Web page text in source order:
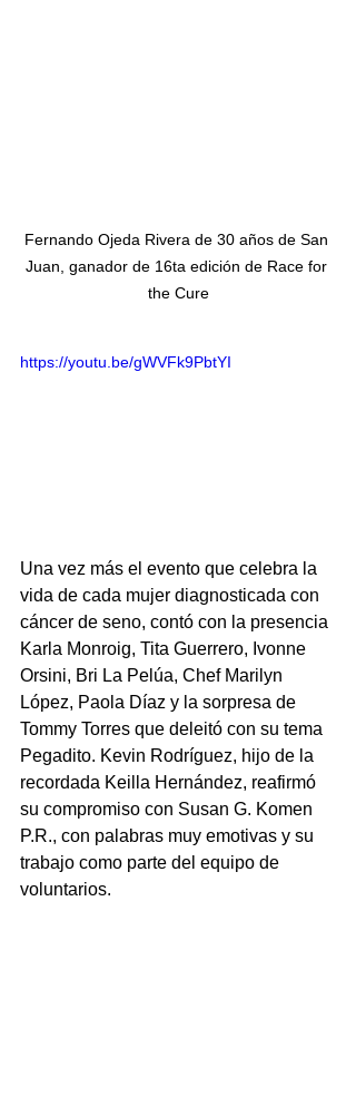
Fernando Ojeda Rivera de 30 años de San
Juan, ganador de 16ta edición de Race for
the Cure
https://youtu.be/gWVFk9PbtYI
Una vez más el evento que celebra la
vida de cada mujer diagnosticada con
cáncer de seno, contó con la presencia
Karla Monroig, Tita Guerrero, Ivonne
Orsini, Bri La Pelúa, Chef Marilyn
López, Paola Díaz y la sorpresa de
Tommy Torres que deleitó con su tema
Pegadito. Kevin Rodríguez, hijo de la
recordada Keilla Hernández, reafirmó
su compromiso con Susan G. Komen
P.R., con palabras muy emotivas y su
trabajo como parte del equipo de
voluntarios.